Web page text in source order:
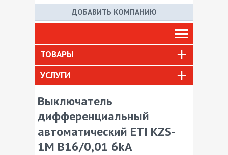
ДОБАВИТЬ КОМПАНИЮ
ТОВАРЫ
УСЛУГИ
Выключатель
дифференциальный
автоматический ETI KZS-
1M B16/0,01 6kA